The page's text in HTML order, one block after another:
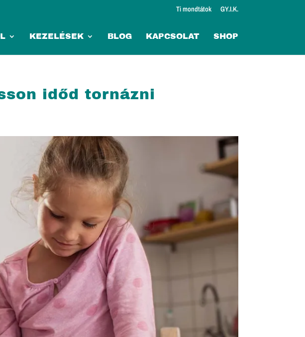
Ti mondtátok GY.I.K.
KEZELÉSEK BLOG KAPCSOLAT SHOP
időd tornázni